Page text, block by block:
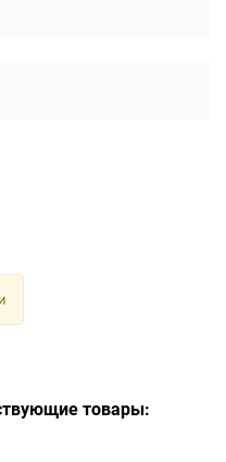
товары: